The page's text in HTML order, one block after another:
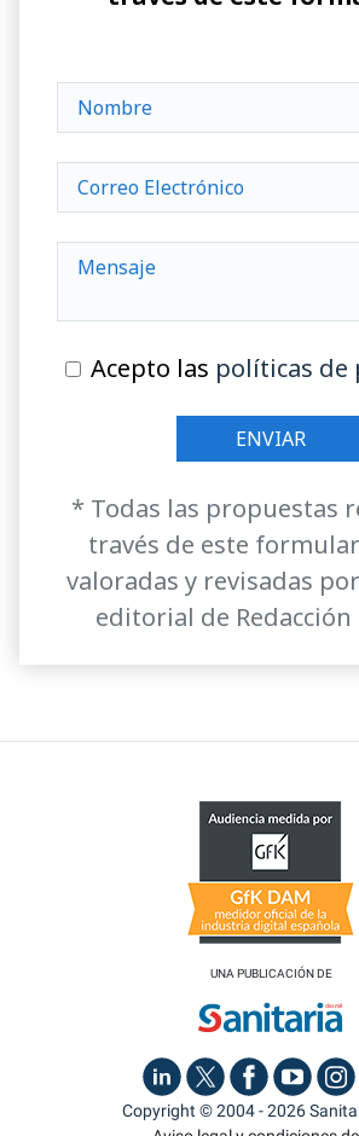
Acepto las políticas de
* Todas las propuestas
través de este
valoradas y revisadas
editorial de Redacción
UNA PUBLICACIÓN DE
Copyright © 2004 - 2026